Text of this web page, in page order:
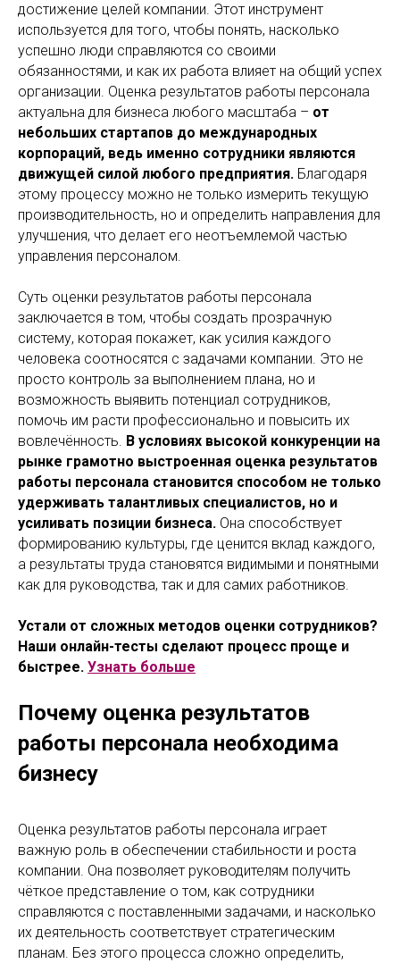
достижение целей компании. Этот инструмент
используется для того, чтобы понять, насколько
успешно люди справляются со своими
обязанностями, и как их работа влияет на общий успех
организации. Оценка результатов работы персонала
актуальна для бизнеса любого масштаба – от
небольших стартапов до международных
корпораций, ведь именно сотрудники являются
движущей силой любого предприятия. Благодаря
этому процессу можно не только измерить текущую
производительность, но и определить направления для
улучшения, что делает его неотъемлемой частью
управления персоналом.
Суть оценки результатов работы персонала
заключается в том, чтобы создать прозрачную
систему, которая покажет, как усилия каждого
человека соотносятся с задачами компании. Это не
просто контроль за выполнением плана, но и
возможность выявить потенциал сотрудников,
помочь им расти профессионально и повысить их
вовлечённость. В условиях высокой конкуренции на
рынке грамотно выстроенная оценка результатов
работы персонала становится способом не только
удерживать талантливых специалистов, но и
усиливать позиции бизнеса. Она способствует
формированию культуры, где ценится вклад каждого,
а результаты труда становятся видимыми и понятными
как для руководства, так и для самих работников.
Устали от сложных методов оценки сотрудников?
Наши онлайн-тесты сделают процесс проще и
быстрее. Узнать больше
Почему оценка результатов
работы персонала необходима
бизнесу
Оценка результатов работы персонала играет
важную роль в обеспечении стабильности и роста
компании. Она позволяет руководителям получить
чёткое представление о том, как сотрудники
справляются с поставленными задачами, и насколько
их деятельность соответствует стратегическим
планам. Без этого процесса сложно определить,